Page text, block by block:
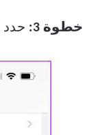
خطوة 3: حدد